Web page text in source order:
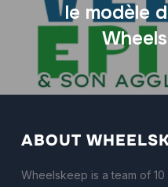
le modèle
ABOUT
Wheelskeep is a team of